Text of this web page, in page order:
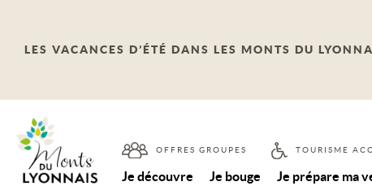
LES VACANCES D’ÉTÉ DANS LES MONTS DU
OFFRES GROUPES TOURISME
Je découvre Je bouge Je prépare ma